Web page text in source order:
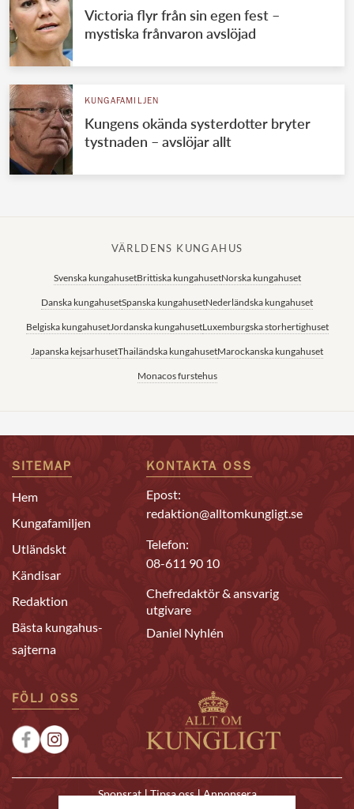
Victoria flyr från sin egen fest –
mystiska frånvaron avslöjad
KUNGAFAMILJEN
Kungens okända systerdotter bryter
tystnaden – avslöjar allt
VÄRLDENS KUNGAHUS
Svenska kungahusetBrittiska kungahusetNorska kungahuset
Danska kungahusetSpanska kungahusetNederländska kungahuset
Belgiska kungahusetJordanska kungahusetLuxemburgska storhertighuset
Japanska kejsarhusetThailändska kungahusetMarockanska kungahuset
Monacos furstehus
SITEMAP
Hem
Kungafamiljen
Utländskt
Kändisar
Redaktion
Bästa kungahus-
sajterna
KONTAKTA OSS
Epost:
redaktion@alltomkungligt.se
Telefon:
08-611 90 10
Chefredaktör & ansvarig
utgivare
Daniel Nyhlén
FÖLJ OSS
Sponsrat|Tipsa oss|Annonsera